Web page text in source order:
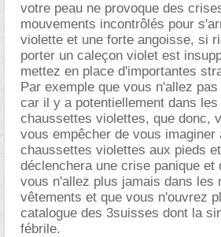
votre peau ne provoque des
mouvements incontrôlés pour
violette et une forte angoisse, si
porter un caleçon violet est
mettez en place d'importantes
Par exemple que vous n'allez
car il y a potentiellement dans
chaussettes violettes, que donc,
vous empêcher de vous imaginer
chaussettes violettes aux pieds
déclenchera une crise panique et
vous n'allez plus jamais dans les
vêtements et que vous n'ouvrez
catalogue des 3suisses dont la
fébrile.